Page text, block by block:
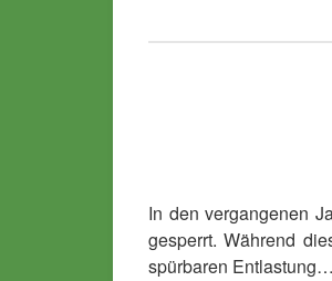
In den vergangenen
gesperrt. Während
spürbaren Entlastung…